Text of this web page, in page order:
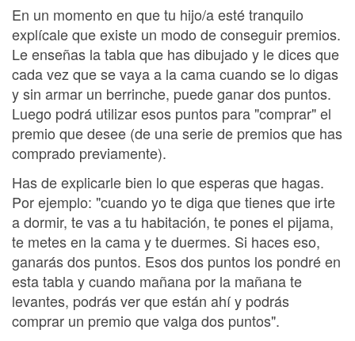
En un momento en que tu hijo/a esté tranquilo
explícale que existe un modo de conseguir premios.
Le enseñas la tabla que has dibujado y le dices que
cada vez que se vaya a la cama cuando se lo digas
y sin armar un berrinche, puede ganar dos puntos.
Luego podrá utilizar esos puntos para "comprar" el
premio que desee (de una serie de premios que has
comprado previamente).
Has de explicarle bien lo que esperas que hagas.
Por ejemplo: "cuando yo te diga que tienes que irte
a dormir, te vas a tu habitación, te pones el pijama,
te metes en la cama y te duermes. Si haces eso,
ganarás dos puntos. Esos dos puntos los pondré en
esta tabla y cuando mañana por la mañana te
levantes, podrás ver que están ahí y podrás
comprar un premio que valga dos puntos".